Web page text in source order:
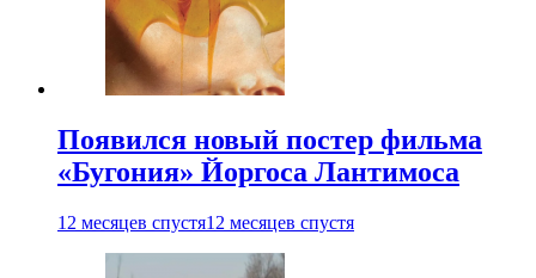
Появился новый постер фильма
«Бугония» Йоргоса Лантимоса
12 месяцев спустя12 месяцев спустя